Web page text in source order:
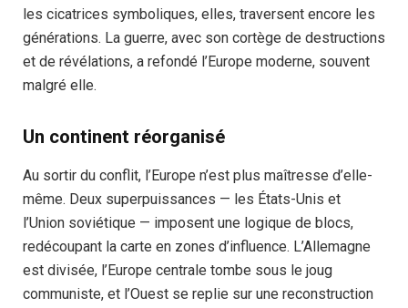
les cicatrices symboliques, elles, traversent encore les
générations. La guerre, avec son cortège de destructions
et de révélations, a refondé l’Europe moderne, souvent
malgré elle.
Un continent réorganisé
Au sortir du conflit, l’Europe n’est plus maîtresse d’elle-
même. Deux superpuissances — les États-Unis et
l’Union soviétique — imposent une logique de blocs,
redécoupant la carte en zones d’influence. L’Allemagne
est divisée, l’Europe centrale tombe sous le joug
communiste, et l’Ouest se replie sur une reconstruction